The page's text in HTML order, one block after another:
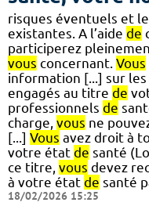
risques éventuels et
existantes. A l’aide de
participerez
vous concernant. Vous
information [...] sur
engagés au titre de
professionnels de
charge, vous ne
[...] Vous avez droit à
votre état de santé
ce titre, vous devez
à votre état de santé
18/02/2026 15:25